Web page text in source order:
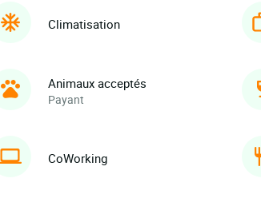
Climatisation
Animaux acceptés
Payant
CoWorking